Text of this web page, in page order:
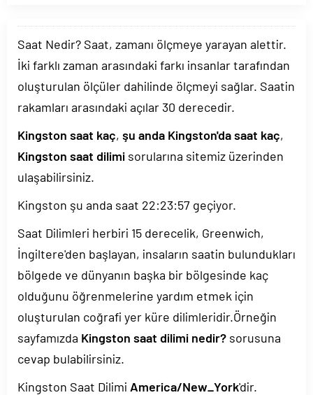
Saat Nedir? Saat, zamanı ölçmeye yarayan alettir.
İki farklı zaman arasındaki farkı insanlar tarafından
oluşturulan ölçüler dahilinde ölçmeyi sağlar. Saatin
rakamları arasındaki açılar 30 derecedir.
Kingston saat kaç, şu anda Kingston'da saat kaç,
Kingston saat dilimi sorularına sitemiz üzerinden
ulaşabilirsiniz.
Kingston şu anda saat 22:23:57 geçiyor.
Saat Dilimleri herbiri 15 derecelik, Greenwich,
İngiltere'den başlayan, insaların saatin bulundukları
bölgede ve dünyanın başka bir bölgesinde kaç
olduğunu öğrenmelerine yardım etmek için
oluşturulan coğrafi yer küre dilimleridir.Örneğin
sayfamızda Kingston saat dilimi nedir? sorusuna
cevap bulabilirsiniz.
Kingston Saat Dilimi America/New_York'dir.